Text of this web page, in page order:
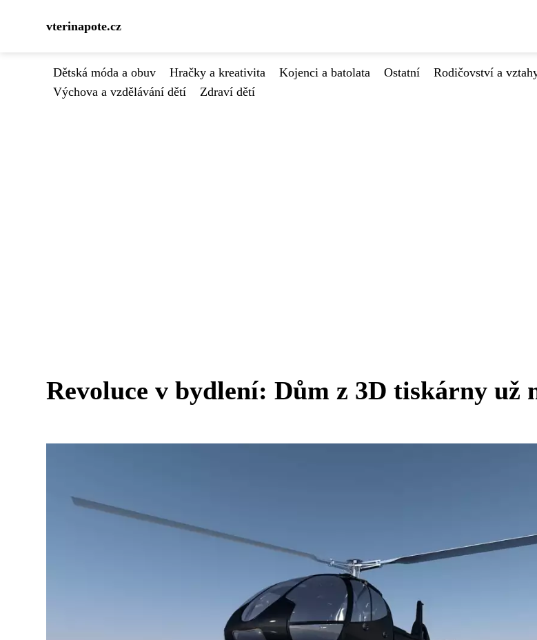
vterinapote.cz
Dětská móda a obuv Hračky a kreativita Kojenci a batolata Ostatní Rodičovství a
Výchova a vzdělávání dětí
Zdraví dětí
Revoluce v bydlení: Dům z 3D tiskárny už